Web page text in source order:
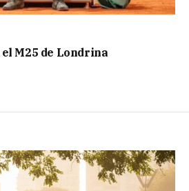
M25 de Londrina